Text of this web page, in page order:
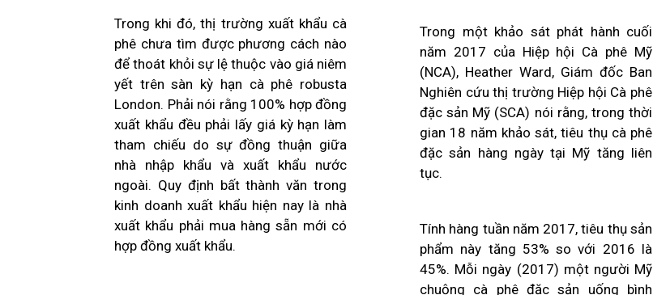
Trong khi đó, thị trường xuất khẩu cà
phê chưa tìm được phương cách nào
để thoát khỏi sự lệ thuộc vào giá niêm
yết trên sàn kỳ hạn cà phê robusta
London. Phải nói rằng 100% hợp đồng
xuất khẩu đều phải lấy giá kỳ hạn làm
tham chiếu do sự đồng thuận giữa
nhà nhập khẩu và xuất khẩu nước
ngoài. Quy định bất thành văn trong
kinh doanh xuất khẩu hiện nay là nhà
xuất khẩu phải mua hàng sẵn mới có
hợp đồng xuất khẩu.
Trong một khảo sát phát hành cuối
năm 2017 của Hiệp hội Cà phê Mỹ
(NCA), Heather Ward, Giám đốc Ban
Nghiên cứu thị trường Hiệp hội Cà phê
đặc sản Mỹ (SCA) nói rằng, trong thời
gian 18 năm khảo sát, tiêu thụ cà phê
đặc sản hàng ngày tại Mỹ tăng liên
tục.
Tính hàng tuần năm 2017, tiêu thụ sản
phẩm này tăng 53% so với 2016 là
45%. Mỗi ngày (2017) một người Mỹ
chuộng cà phê đặc sản uống bình